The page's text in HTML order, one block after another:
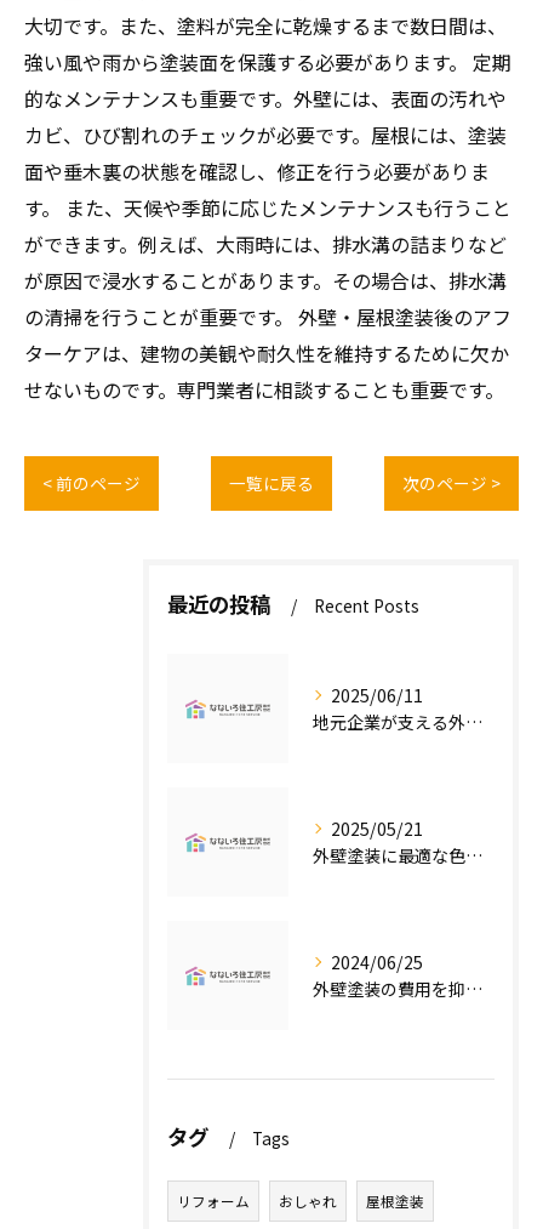
大切です。また、塗料が完全に乾燥するまで数日間は、
強い風や雨から塗装面を保護する必要があります。 定期
的なメンテナンスも重要です。外壁には、表面の汚れや
カビ、ひび割れのチェックが必要です。屋根には、塗装
面や垂木裏の状態を確認し、修正を行う必要がありま
す。 また、天候や季節に応じたメンテナンスも行うこと
ができます。例えば、大雨時には、排水溝の詰まりなど
が原因で浸水することがあります。その場合は、排水溝
の清掃を行うことが重要です。 外壁・屋根塗装後のアフ
ターケアは、建物の美観や耐久性を維持するために欠か
せないものです。専門業者に相談することも重要です。
< 前のページ 一覧に戻る 次のページ >
最近の投稿 Recent Posts
2025/06/11
地元企業が支える外壁塗装の魅力
2025/05/21
外壁塗装に最適な色の選び方
2024/06/25
外壁塗装の費用を抑えたい人必見！低価格で高品質な外壁塗装工事のポイントとは？
タグ Tags
リフォーム おしゃれ 屋根塗装